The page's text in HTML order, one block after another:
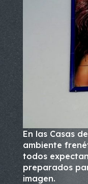
En las Casas
ambiente
todos
preparados
imagen.